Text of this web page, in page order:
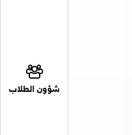
شؤون الطلاب